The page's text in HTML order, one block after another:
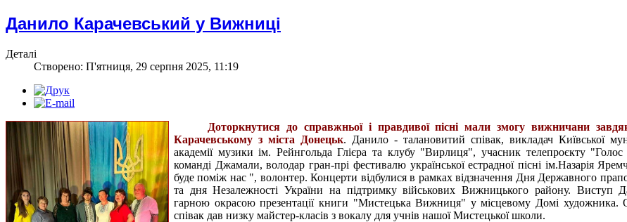
Данило Карачевський у Вижниці
Деталі
Створено: П'ятниця, 29 серпня 2025, 11:19
Доторкнутися до справжньої і правдивої пісні мали змогу вижничани
Карачевському з міста Донецьк. Данило - талановитий співак, викладач Київської
академії музики ім. Рейнгольда Глієра та клубу "Вирлиця", учасник телепроєкту
команді Джамали, володар гран-прі фестивалю української естрадної пісні ім.Назарія
буде поміж нас ", волонтер. Концерти відбулися в рамках відзначення Дня Державного
та дня Незалежності України на підтримку військових Вижницького району. Виступ
гарною окрасою презентації книги "Мистецька Вижниця" у місцевому Домі художника.
співак дав низку майстер-класів з вокалу для учнів нашої Мистецької школи.